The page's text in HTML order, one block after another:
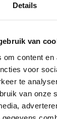
Details
van
om content en
voor
te
van onze
een 9.1 op